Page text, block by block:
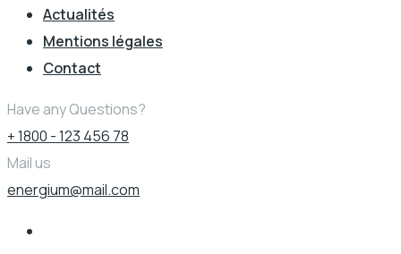
Actualités
Mentions légales
Contact
Have any Questions?
+ 1800 - 123 456 78
Mail us
energium@mail.com